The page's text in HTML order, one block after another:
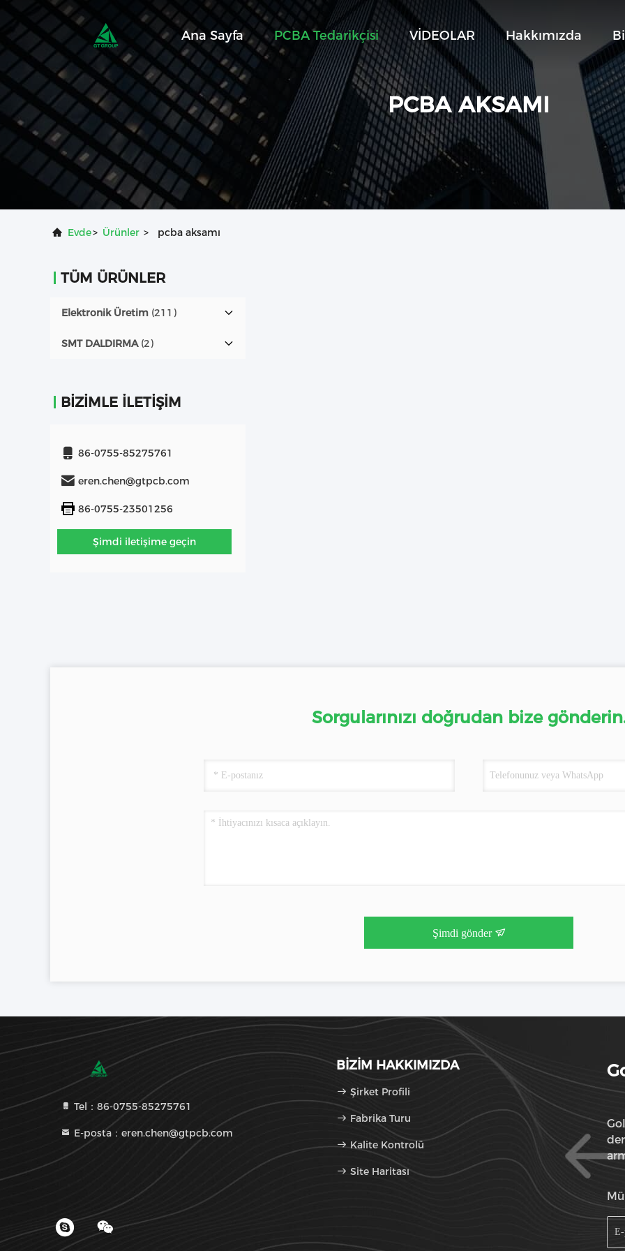
Ana Sayfa PCBA Tedarikçisi VİDEOLAR Hakkımızda
PCBA AKSAMI
Evde> Ürünler > pcba aksamı
TÜM ÜRÜNLER
Elektronik Üretim (211)
SMT DALDIRMA(2)
BIZIMLE İLETIŞIM
86-0755-85275761
eren.chen@gtpcb.com
86-0755-23501256
Şimdi iletişime geçin
Sorgularınızı doğrudan bize
Şimdi gönder
Tel：86-0755-85275761
E-posta：eren.chen@gtpcb.com
BIZIM HAKKIMIZDA
Şirket Profili
Fabrika Turu
Kalite Kontrolü
Site Haritası